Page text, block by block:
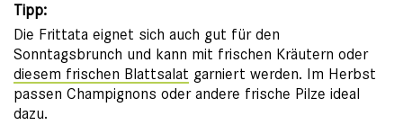
Tipp:
Die Frittata eignet sich auch gut für den
Sonntagsbrunch und kann mit frischen Kräutern oder
diesem frischen Blattsalat garniert werden. Im Herbst
passen Champignons oder andere frische Pilze ideal
dazu.